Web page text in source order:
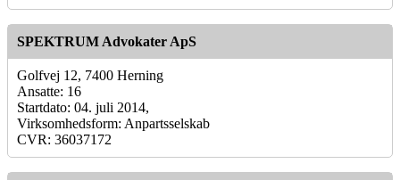
SPEKTRUM Advokater ApS
Golfvej 12, 7400 Herning
Ansatte: 16
Startdato: 04. juli 2014,
Virksomhedsform: Anpartsselskab
CVR: 36037172